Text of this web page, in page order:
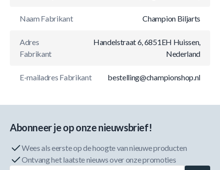
Naam Fabrikant Champion Biljarts
Adres
Fabrikant
Handelstraat 6, 6851EH Huissen,
Nederland
E-mailadres Fabrikant bestelling@championshop.nl
Abonneer je op onze nieuwsbrief!
Wees als eerste op de hoogte van nieuwe producten
Ontvang het laatste nieuws over onze promoties